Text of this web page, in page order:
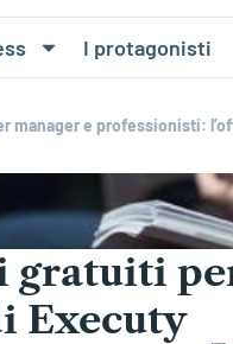
I protagonisti
manager e professionisti:
gratuiti
Executy